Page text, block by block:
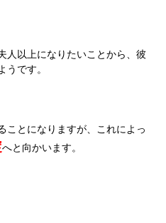
人以上になりたいことから、彼
うです。
ことになりますが、これによっ
へと向かいます。